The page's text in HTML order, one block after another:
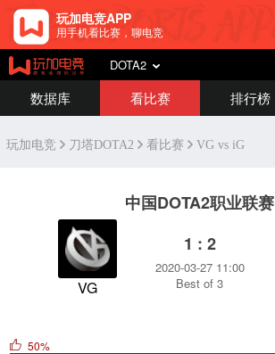
玩加电竞APP
用手机看比赛，聊电竞
DOTA2
数据库 看比赛 排行榜
玩加电竞 刀塔DOTA2 看比赛 VG vs iG
中国DOTA2职业联赛
VG
1 : 2
2020-03-27 11:00
Best of 3
50%